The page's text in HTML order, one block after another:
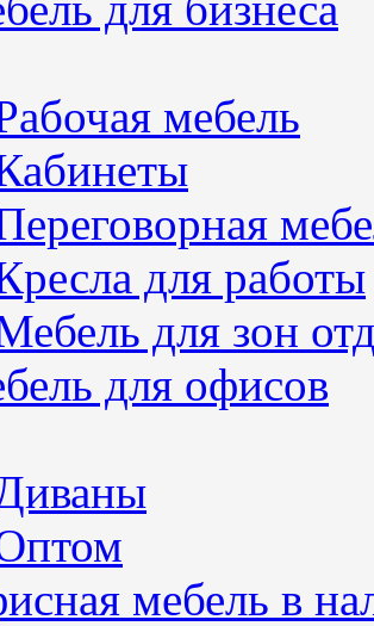
мебель
для работы
для зон
для офисов
мебель в